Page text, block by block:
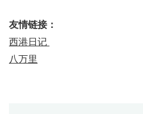
友情链接：
西港日记
八万里